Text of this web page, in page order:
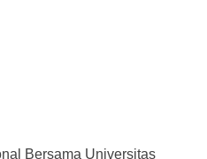
Bersama Universitas